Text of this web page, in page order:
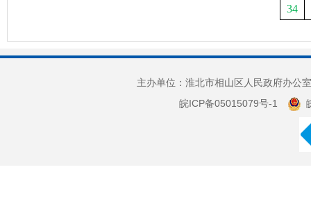
34
主办单位：淮北市相山区人民政府办
皖ICP备05015079号-1